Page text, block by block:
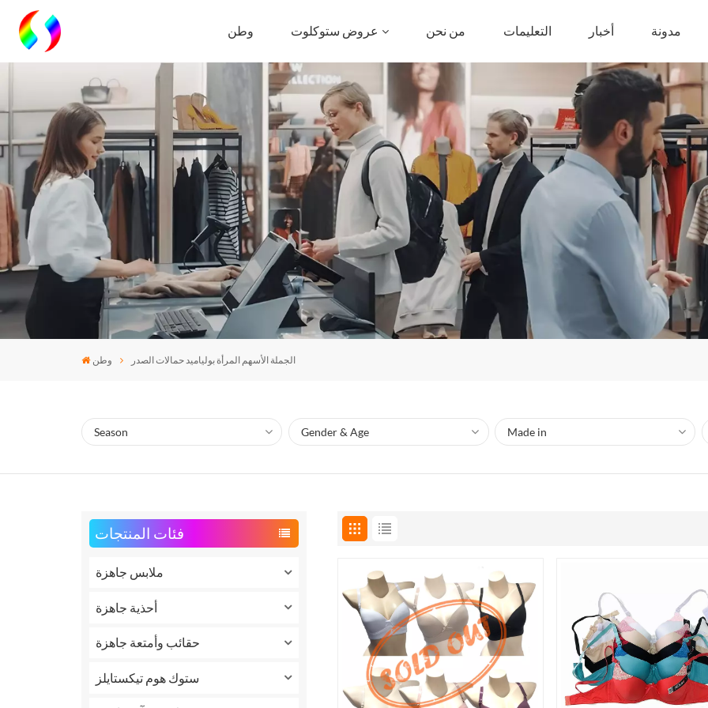
وطن عروض ستوكلوت من نحن التعليمات أخبار مدونة
وطن الجملة الأسهم المرأة بولياميد حمالات الصدر
فئات المنتجات
ملابس جاهزة
أحذية جاهزة
حقائب وأمتعة جاهزة
ستوك هوم تيكستايلز